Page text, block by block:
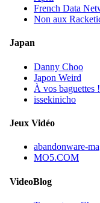
French Data
Non aux
Japan
Danny Choo
Japon Weird
À vos baguettes !
issekinicho
Jeux Vidéo
abandonware-
MO5.COM
VideoBlog